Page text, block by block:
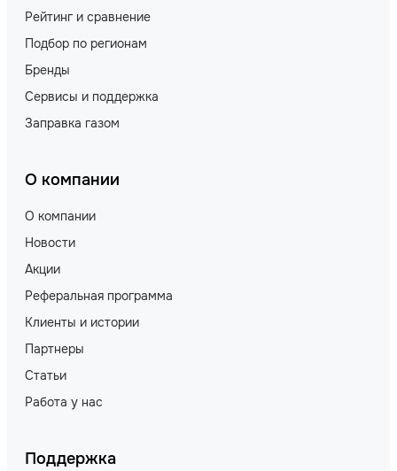
Рейтинг и сравнение
Подбор по регионам
Бренды
Сервисы и поддержка
Заправка газом
О компании
О компании
Новости
Акции
Реферальная программа
Клиенты и истории
Партнеры
Статьи
Работа у нас
Поддержка